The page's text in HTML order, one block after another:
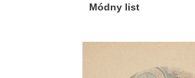
Módny list